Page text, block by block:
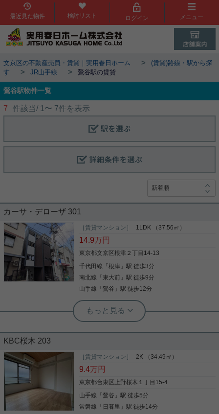
最近見た物件 検討リスト ログイン メニュー
文京区の不動産売買・賃貸｜実用春日ホーム >
(賃貸)路線・駅から探
す
> JR山手線 > 鶯谷駅の賃貸
鶯谷駅物件一覧
7 件該当/ 1 〜 7件を表示
カーサ・デローザ 301
［賃貸マンション］ 1LDK （37.56㎡）
14.9万円
東京都文京区根津２丁目14-13
千代田線 「根津 」駅 徒歩3分
南北線 「 東大前 」駅 徒歩9分
山手線 「鶯谷 」駅 徒歩12分
根津駅前センター（実用根津ホーム株式会社 根津駅前センター） スタ
ッフ小西
駅チカながら根津の静かな住環境が魅
力。大手町に10分以内の都心ですが、
ペット飼育相談可能 居室も広く、周辺環境も良い駅
徒歩３分のマンションです。
KBC桜木 203
［賃貸マンション］ 2K （34.49㎡）
9.4万円
東京都台東区上野桜木１丁目15-4
山手線 「鶯谷 」駅 徒歩5分
常磐線 「 日暮里 」駅 徒歩14分